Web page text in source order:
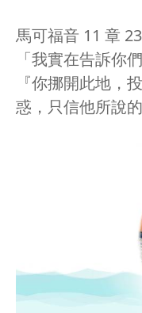
馬可福音 11 章 23
「我實在告訴你
『你挪開此地，
惑，只信他所說